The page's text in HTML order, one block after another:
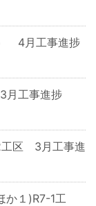
4月工事進捗
月工事進捗
工区 3月工事進
か１)R7-1工